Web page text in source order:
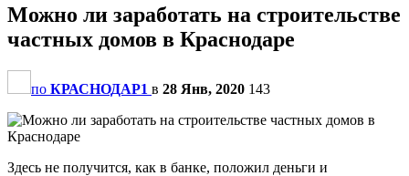
Можно ли заработать на строительстве
частных домов в Краснодаре
по КРАСНОДАР1 в 28 Янв, 2020 143
Здесь не получится, как в банке, положил деньги и